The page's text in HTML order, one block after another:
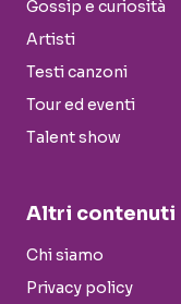
Gossip e curiosità
Artisti
Testi canzoni
Tour ed eventi
Talent show
Altri contenuti
Chi siamo
Privacy policy